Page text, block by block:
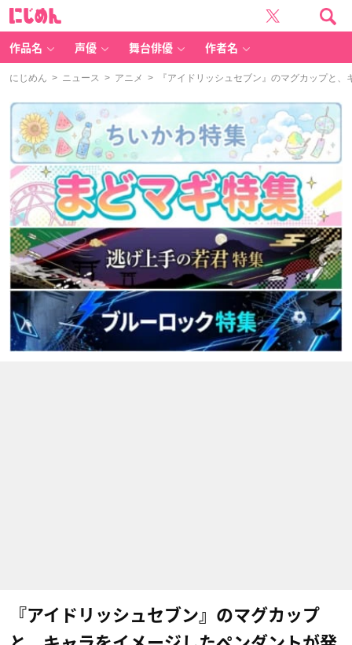
作品名 声優 舞台俳優 作者名
にじめん > ニュース > アニメ > 『アイドリッシュセブン』のマグカップと、
『アイドリッシュセブン』のマグカップ